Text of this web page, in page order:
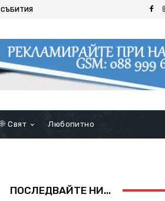
СЪБИТИЯ
Свят Любопитно
ПОСЛЕДВАЙТЕ НИ...